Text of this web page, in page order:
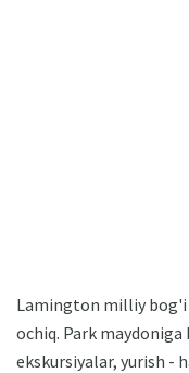
Lamington milliy bog'i
ochiq. Park
ekskursiyalar, yurish -